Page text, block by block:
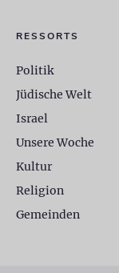
RESSORTS
Politik
Jüdische Welt
Israel
Unsere Woche
Kultur
Religion
Gemeinden